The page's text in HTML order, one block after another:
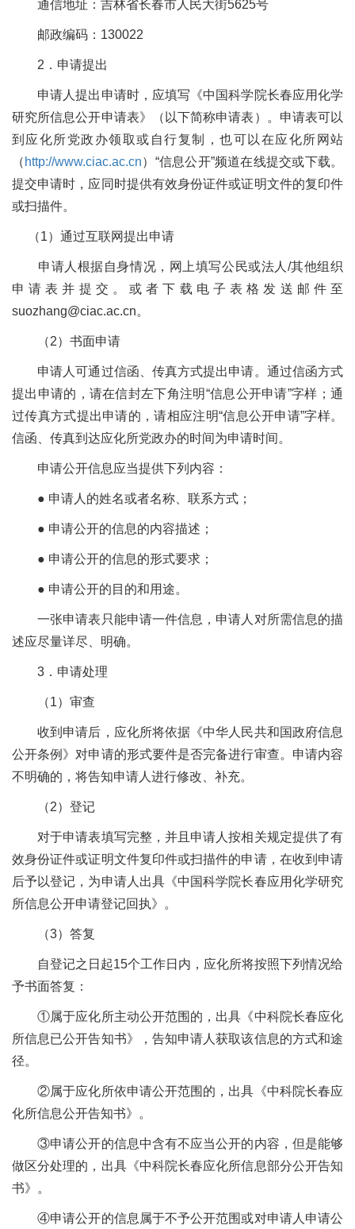
通信地址：吉林省长春市人民大街5625号
邮政编码： 130022
2 ．申请提出
申请人提出申请时，应填写《中国科学院长春应用化学
研究所信息公开申请表》（以下简称申请表）。申请表可以
到应化所党政办领取或自行复制，也可以在应化所网站
（ http://www.ciac.ac.cn）“信息公开”频道在线提交或下载。
提交申请时，应同时提供有效身份证件或证明文件的复印件
或扫描件。
（1）通过互联网提出申请
申请人根据自身情况，网上填写公民或法人/其他组织
申请表并提交。或者下载电子表格发送邮件至
suozhang@ciac.ac.cn。
（2）书面申请
申请人可通过信函、传真方式提出申请。通过信函方式
提出申请的，请在信封左下角注明“信息公开申请”字样；通
过传真方式提出申请的，请相应注明“信息公开申请”字样。
信函、传真到达应化所党政办的时间为申请时间。
申请公开信息应当提供下列内容：
● 申请人的姓名或者名称、联系方式；
● 申请公开的信息的内容描述；
● 申请公开的信息的形式要求；
● 申请公开的目的和用途。
一张申请表只能申请一件信息，申请人对所需信息的描
述应尽量详尽、明确。
3 ．申请处理
（1）审查
收到申请后，应化所将依据《中华人民共和国政府信息
公开条例》对申请的形式要件是否完备进行审查。申请内容
不明确的，将告知申请人进行修改、补充。
（2）登记
对于申请表填写完整，并且申请人按相关规定提供了有
效身份证件或证明文件复印件或扫描件的申请，在收到申请
后予以登记，为申请人出具《中国科学院长春应用化学研究
所信息公开申请登记回执》。
（3）答复
自登记之日起15个工作日内，应化所将按照下列情况给
予书面答复：
①属于应化所主动公开范围的，出具《中科院长春应化
所信息已公开告知书》，告知申请人获取该信息的方式和途
径。
②属于应化所依申请公开范围的，出具《中科院长春应
化所信息公开告知书》。
③申请公开的信息中含有不应当公开的内容，但是能够
做区分处理的，出具《中科院长春应化所信息部分公开告知
书》。
④申请公开的信息属于不予公开范围或对申请人申请公